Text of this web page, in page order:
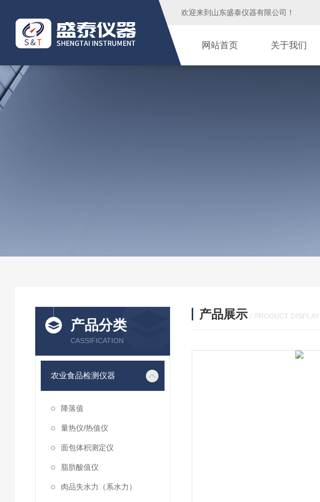
欢迎来到 山东盛泰仪器有限公司 ！
网站首页 关于我们
产品分类
CASSIFICATION
农业食品检测仪器
降落值
量热仪/热值仪
面包体积测定仪
脂肪酸值仪
肉品失水力（系水力）
产品展示 / PRODUCT DISPLAY